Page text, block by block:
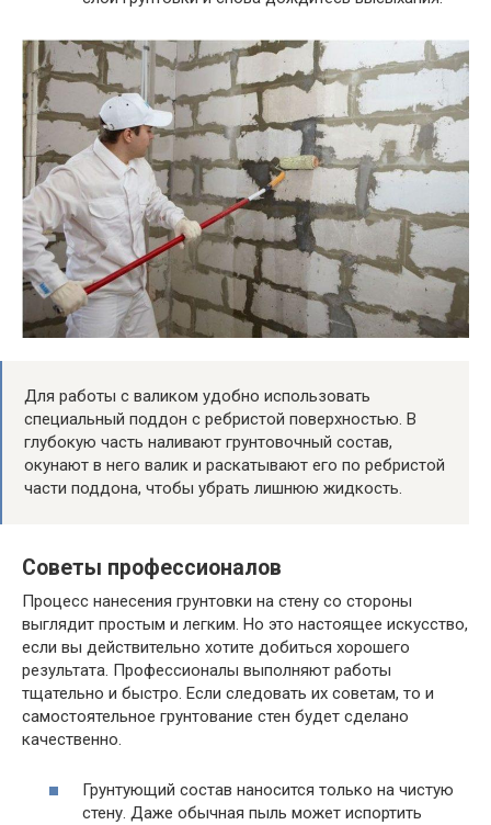
Для работы с валиком удобно использовать
специальный поддон с ребристой поверхностью. В
глубокую часть наливают грунтовочный состав,
окунают в него валик и раскатывают его по ребристой
части поддона, чтобы убрать лишнюю жидкость.
Советы профессионалов
Процесс нанесения грунтовки на стену со стороны
выглядит простым и легким. Но это настоящее искусство,
если вы действительно хотите добиться хорошего
результата. Профессионалы выполняют работы
тщательно и быстро. Если следовать их советам, то и
самостоятельное грунтование стен будет сделано
качественно.
Грунтующий состав наносится только на чистую
стену. Даже обычная пыль может испортить